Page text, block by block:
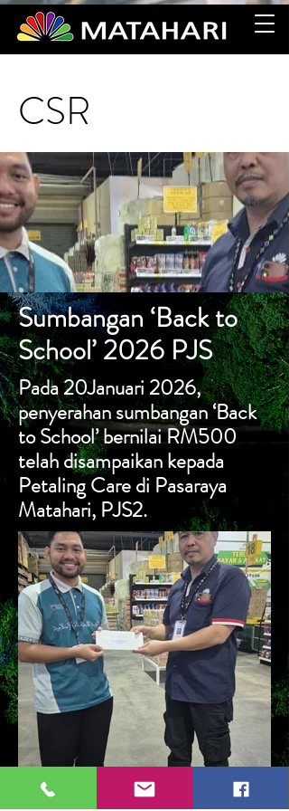
CSR
Sumbangan ‘Back to
School’ 2026 PJS
Pada 20Januari 2026,
penyerahan sumbangan ‘Back
to School’ bernilai RM500
telah disampaikan kepada
Petaling Care di Pasaraya
Matahari, PJS2.